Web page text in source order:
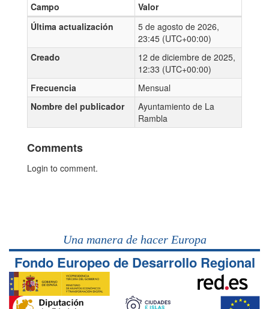
Información Adicional
Campo
Valor
Última actualización
5 de agosto de 2026,
23:45 (UTC+00:00)
Creado
12 de diciembre de 2025,
12:33 (UTC+00:00)
Frecuencia
Mensual
Nombre del publicador
Ayuntamiento de La
Rambla
Comments
Login to comment.
Una manera de hacer Europa
Fondo Europeo de Desarrollo Regional